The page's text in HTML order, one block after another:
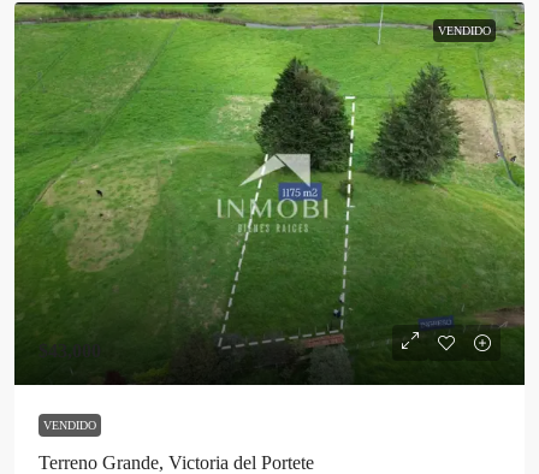
VENDIDO
$43,000
VENDIDO
Terreno Grande, Victoria del Portete